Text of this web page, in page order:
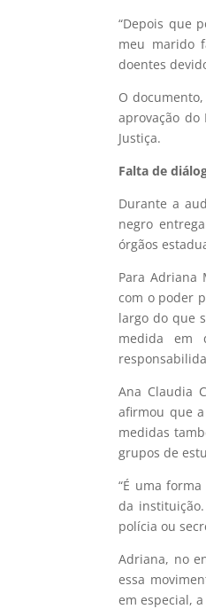
“Depois que
meu marido
doentes
O
aprovação
Justiça.
Falta de
Durante a
negro
órgãos
Para Adriana
com o poder
largo do que
medida em
Ana Claudia
afirmou que
medidas
grupos de
“É uma
da
polícia ou
Adriana, no
essa
em especial,